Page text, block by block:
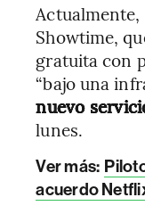
Showtime,
gratuita con
“bajo una
nuevo
lunes.
Ver más:
acuerdo